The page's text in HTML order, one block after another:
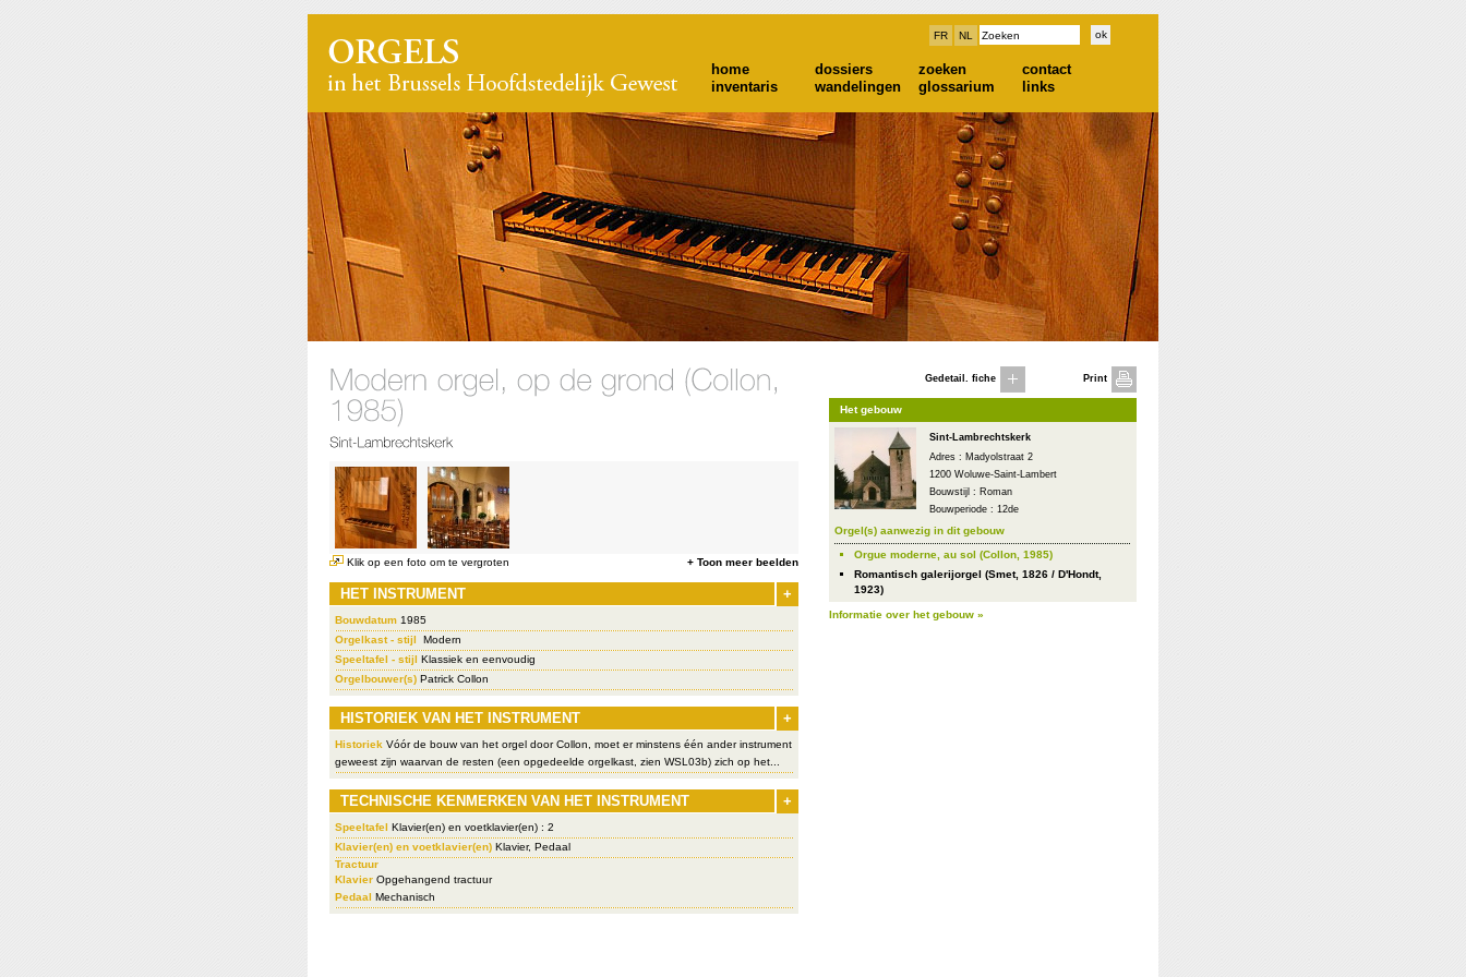
FR NL
home dossiers zoeken
contact
inventaris
wandelingen glossarium links
Klik op een foto om te vergroten + Toon meer beelden
+
HET INSTRUMENT
Bouwdatum 1985
Orgelkast - stijl
Modern
Speeltafel - stijl Klassiek en eenvoudig
Orgelbouwer(s) Patrick Collon
+
HISTORIEK VAN HET INSTRUMENT
Historiek Vóór de bouw van het orgel door Collon, moet er minstens één ander instrument
geweest zijn waarvan de resten (een opgedeelde orgelkast, zien WSL03b) zich op het...
+
TECHNISCHE KENMERKEN VAN HET INSTRUMENT
Speeltafel Klavier(en) en voetklavier(en) : 2
Klavier(en) en voetklavier(en) Klavier, Pedaal
Tractuur
Klavier Opgehangend tractuur
Pedaal Mechanisch
Gedetail. fiche Print
Het gebouw
Sint-Lambrechtskerk
Adres : Madyolstraat 2
1200 Woluwe-Saint-Lambert
Bouwstijl : Roman
Bouwperiode : 12de
Orgel(s) aanwezig in dit gebouw
Orgue moderne, au sol (Collon, 1985)
Romantisch galerijorgel (Smet, 1826 / D'Hondt,
1923)
Informatie over het gebouw »